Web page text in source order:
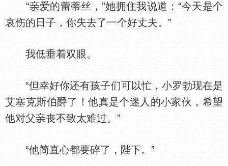
“
爱的蕾蒂丝，”她拥住我说道：“今天是个
哀伤的日子，你失去了一个好丈夫。”
我低垂着双眼。
“但幸好你还有孩子们可以忙，小罗勃现在是
艾塞克斯伯爵了！他真是个迷人的小家伙，希望
他对父
丧不致太难过。”
“他简直心都要碎了，陛下。”